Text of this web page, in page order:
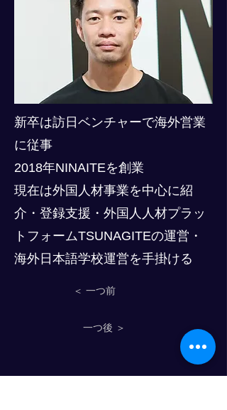
新卒は訪日ベンチャーで海外営業
に従事
2018年NINAITEを創業
現在は外国人材事業を中心に紹
介・登録支援・外国人人材プラッ
トフォームTSUNAGITEの運営・
海外日本語学校運営を手掛ける
＜ 一つ前
一つ後 ＞